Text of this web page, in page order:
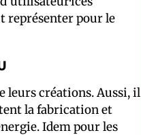
représenter pour le
leurs créations. Aussi, il
la fabrication et
Idem pour les